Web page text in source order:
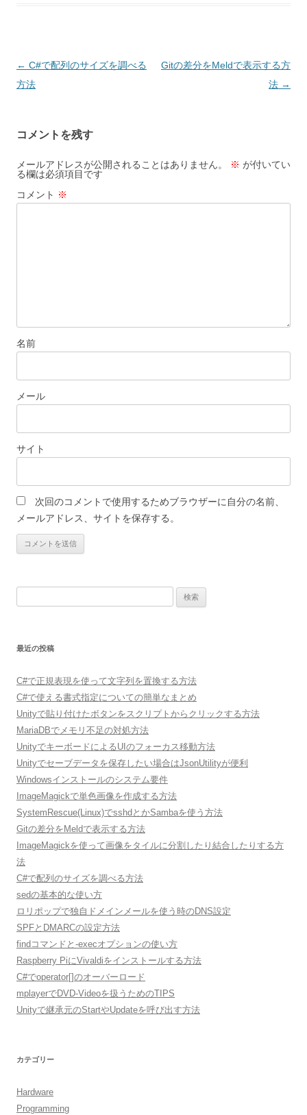
投
稿
ゲ
ー
シ
ョ
← C#で配列のサイズを調べる
方法
Gitの差分をMeldで表示する方
法 →
コメントを残す
メールアドレスが公開されることはありません。 ※ が付いてい
る欄は必須項目です
コメント ※
名前
メール
サイト
次回のコメントで使用するためブラウザーに自分の名前、
メールアドレス、サイトを保存する。
最近の投稿
C#で正規表現を使って文字列を置換する方法
C#で使える書式指定についての簡単なまとめ
Unityで貼り付けたボタンをスクリプトからクリックする方法
MariaDBでメモリ不足の対処方法
UnityでキーボードによるUIのフォーカス移動方法
Unityでセーブデータを保存したい場合はJsonUtilityが便利
Windowsインストールのシステム要件
ImageMagickで単色画像を作成する方法
SystemRescue(Linux)でsshdとかSambaを使う方法
Gitの差分をMeldで表示する方法
ImageMagickを使って画像をタイルに分割したり結合したりする方
法
C#で配列のサイズを調べる方法
sedの基本的な使い方
ロリポップで独自ドメインメールを使う時のDNS設定
SPFとDMARCの設定方法
findコマンドと-execオプションの使い方
Raspberry PiにVivaldiをインストールする方法
C#でoperator[]のオーバーロード
mplayerでDVD-Videoを扱うためのTIPS
Unityで継承元のStartやUpdateを呼び出す方法
カテゴリー
Hardware
Programming